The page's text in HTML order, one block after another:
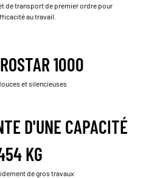
de transport de premier ordre pour
au travail.
1000
et silencieuses
D'UNE CAPACITÉ
KG
de gros travaux